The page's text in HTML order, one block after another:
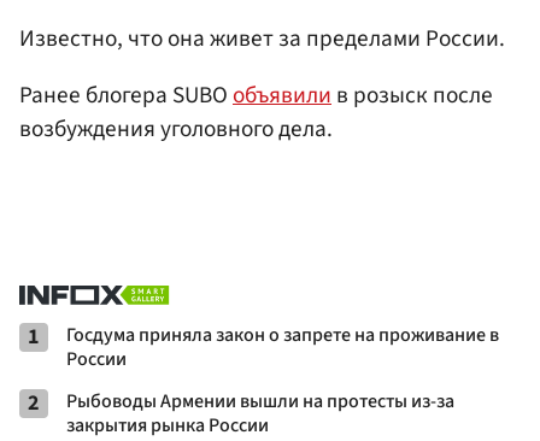
Известно, что она живет за пределами России.
Ранее блогера SUBOобъявилив розыск после
возбуждения уголовного дела.
1
Госдума приняла закон о запрете на проживание в
России
2
Рыбоводы Армении вышли на протесты из-за
закрытия рынка России